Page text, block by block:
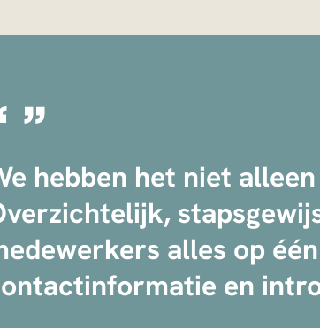
hebben het niet
alles op
en